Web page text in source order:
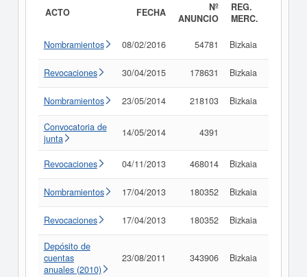
ACTO FECHA
Nº
ANUNCIO
REG.
MERC.
Nombramientos 08/02/2016 54781 Bizkaia
Revocaciones 30/04/2015 178631 Bizkaia
Nombramientos 23/05/2014 218103 Bizkaia
Convocatoria de
junta
14/05/2014 4391
Revocaciones 04/11/2013 468014 Bizkaia
Nombramientos 17/04/2013 180352 Bizkaia
Revocaciones 17/04/2013 180352 Bizkaia
Depósito de
cuentas
anuales (2010)
23/08/2011 343906 Bizkaia